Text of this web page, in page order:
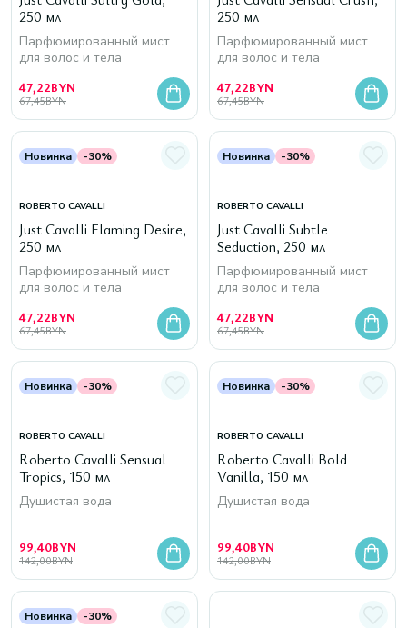
250 мл
Парфюмированный мист
для волос и тела
47,22BYN
67,45BYN
250 мл
Парфюмированный мист
для волос и тела
47,22BYN
67,45BYN
Новинка -30%
ROBERTO CAVALLI
Just Cavalli Flaming Desire,
250 мл
Парфюмированный мист
для волос и тела
47,22BYN
67,45BYN
Новинка -30%
ROBERTO CAVALLI
Just Cavalli Subtle
Seduction, 250 мл
Парфюмированный мист
для волос и тела
47,22BYN
67,45BYN
Новинка -30%
ROBERTO CAVALLI
Roberto Cavalli Sensual
Tropics, 150 мл
Душистая вода
99,40BYN
142,00BYN
Новинка -30%
ROBERTO CAVALLI
Roberto Cavalli Bold
Vanilla, 150 мл
Душистая вода
99,40BYN
142,00BYN
Новинка -30%